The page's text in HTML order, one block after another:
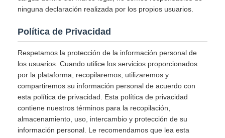
ninguna declaración realizada por los propios usuarios.
Política de Privacidad
Respetamos la protección de la información personal de
los usuarios. Cuando utilice los servicios proporcionados
por la plataforma, recopilaremos, utilizaremos y
compartiremos su información personal de acuerdo con
esta política de privacidad. Esta política de privacidad
contiene nuestros términos para la recopilación,
almacenamiento, uso, intercambio y protección de su
información personal. Le recomendamos que lea esta